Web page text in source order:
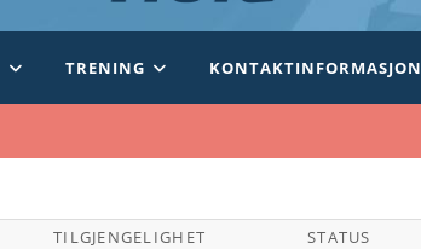
TRENING KONTAKTINFORMASJON
TILGJENGELIGHET STATUS